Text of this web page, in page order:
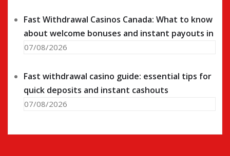
Fast Withdrawal Casinos Canada: What to know
about welcome bonuses and instant payouts in
07/08/2026
Fast withdrawal casino guide: essential tips for
quick deposits and instant cashouts
07/08/2026